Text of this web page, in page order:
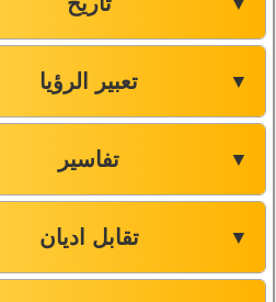
تعبیر الرؤیا ▼
تفاسیر ▼
تقابل ادیان ▼